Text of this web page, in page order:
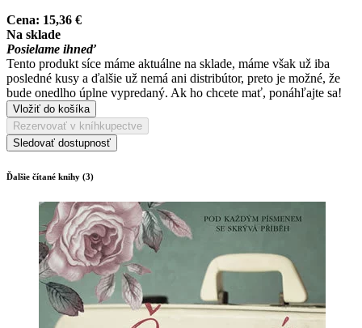
Cena: 15,36 €
Na sklade
Posielame ihneď
Tento produkt síce máme aktuálne na sklade, máme však už iba
posledné kusy a ďalšie už nemá ani distribútor, preto je možné, že
bude onedlho úplne vypredaný. Ak ho chcete mať, ponáhľajte sa!
Vložiť do košíka
Rezervovať v kníhkupectve
Sledovať dostupnosť
Ďalšie čítané knihy (3)